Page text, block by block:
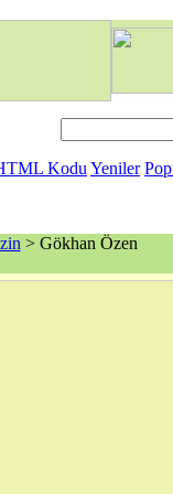
Kodu Yeniler
> Gökhan Özen